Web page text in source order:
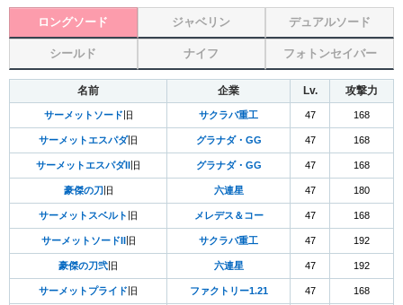
ロングソード ジャベリン デュアルソード
シールド ナイフ フォトンセイバー
名前 企業 Lv. 攻撃力
サーメットソード 旧 サクラバ重工 47 168
サーメットエスパダ旧 グラナダ・GG 47 168
サーメットエスパダII 旧 グラナダ・GG 47 168
豪傑の刀 旧 六連星 47 180
サーメットスベルト 旧 メレデス＆コー 47 168
サーメットソードII 旧 サクラバ重工 47 192
豪傑の刀弐 旧 六連星 47 192
サーメットプライド 旧 ファクトリー1.21 47 168